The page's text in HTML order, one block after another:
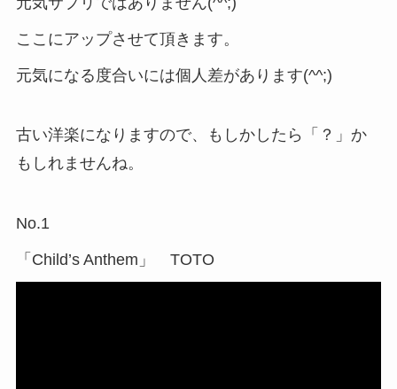
ここにアップさせて頂きます。
元気になる度合いには個人差があります(^^;)
古い洋楽になりますので、もしかしたら「？」か
もしれませんね。
No.1
「Child’s Anthem」 TOTO